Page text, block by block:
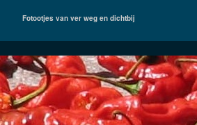
Fotootjes van ver weg en dichtbij